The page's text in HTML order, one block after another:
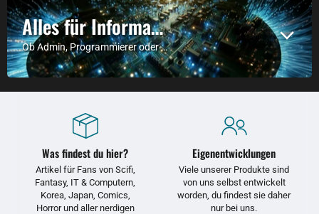
Alles für Informatiker
Ob Admin, Programmierer oder einfach Technikinteressiert: Hier findest du alles was IT-Nerds feiern.
Was findest du hier?
Artikel für Fans von Scifi,
Fantasy, IT & Computern,
Korea, Japan, Comics,
Horror und aller nerdigen
Eigenentwicklungen
Viele unserer Produkte sind
von uns selbst entwickelt
worden, du findest sie daher
nur bei uns.